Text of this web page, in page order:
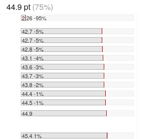
44.9 pt (75%)
2.26 -95%
42.7 -5%
42.7 -5%
42.8 -5%
43.1 -4%
43.6 -3%
43.7 -3%
43.8 -2%
44.4 -1%
44.5 -1%
44.9
45.4 1%